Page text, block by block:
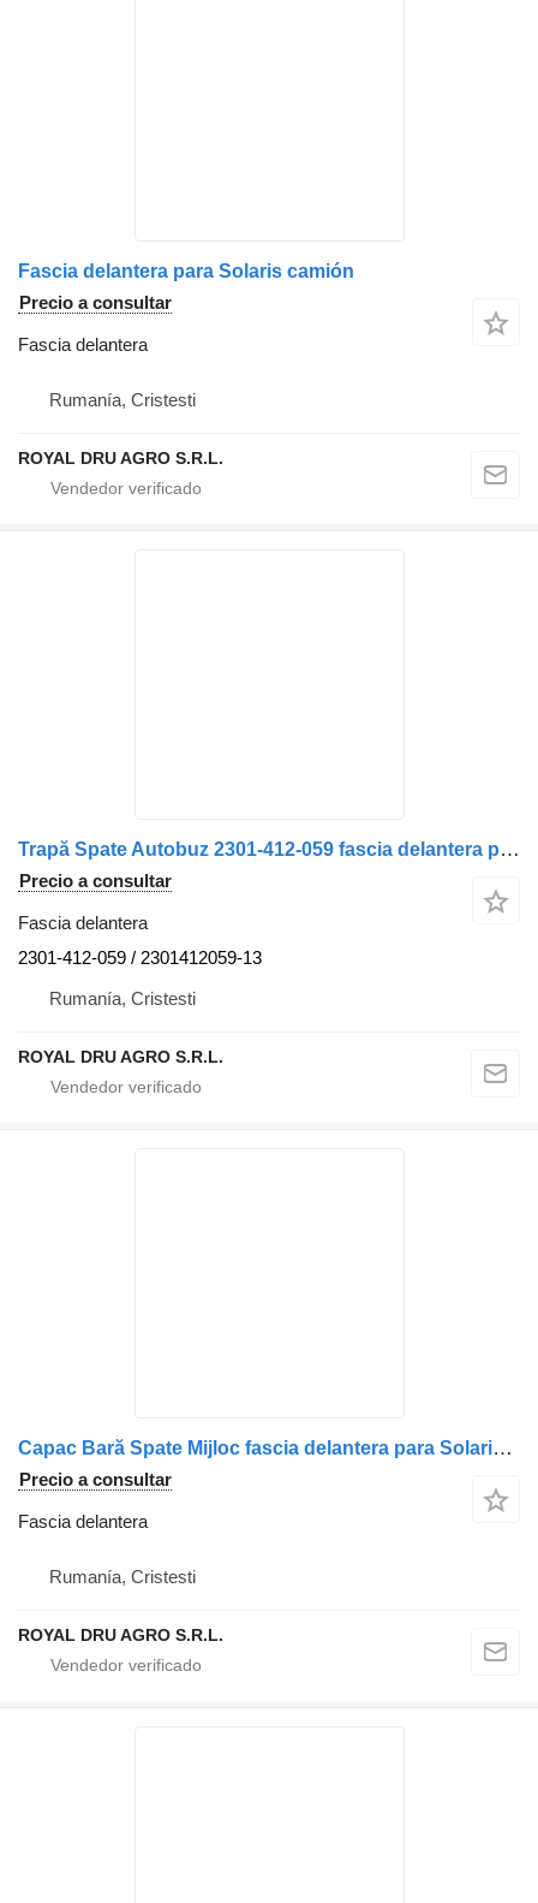
Fascia delantera para Solaris camión
Precio a consultar
Fascia delantera
Rumanía, Cristesti
ROYAL DRU AGRO S.R.L.
Trapă Spate Autobuz 2301-412-059 fascia delantera para Solaris 2301-412-059 camión
Precio a consultar
Fascia delantera
2301-412-059 / 2301412059-13
Rumanía, Cristesti
ROYAL DRU AGRO S.R.L.
Capac Bară Spate Mijloc fascia delantera para Solaris Galben/Alb camión
Precio a consultar
Fascia delantera
Rumanía, Cristesti
ROYAL DRU AGRO S.R.L.